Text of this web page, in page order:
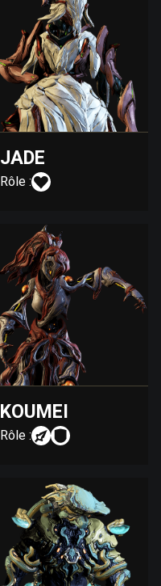
JADE
Rôle :
KOUMEI
Rôle :